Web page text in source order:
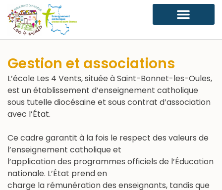
Gestion et associations
L’école Les 4 Vents, située à Saint-Bonnet-les-Oules,
est un établissement d’enseignement catholique
sous tutelle diocésaine et sous contrat d’association
avec l’État.
Ce cadre garantit à la fois le respect des valeurs de
l’enseignement catholique et
l’application des programmes officiels de l’Éducation
nationale. L’État prend en
charge la rémunération des enseignants, tandis que